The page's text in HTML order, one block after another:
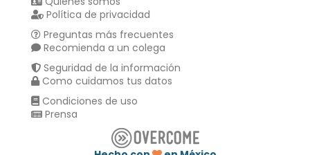
Política de privacidad
Preguntas más frecuentes
Recomienda a un colega
Seguridad de la información
Como cuidamos tus datos
Condiciones de uso
Prensa